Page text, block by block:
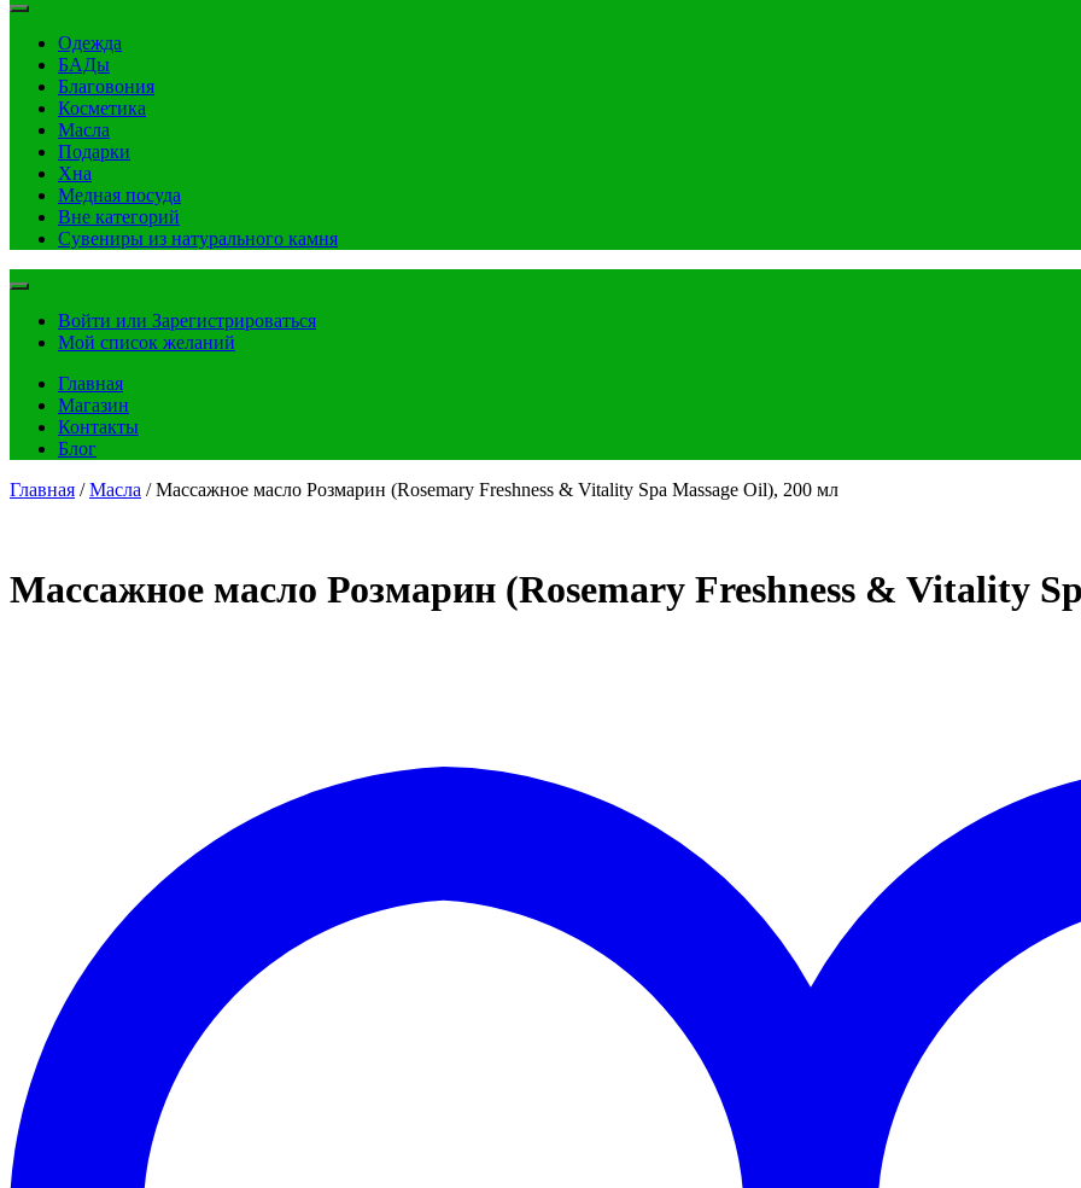
Одежда
БАДы
Благовония
Косметика
Масла
Подарки
Хна
Медная посуда
Вне категорий
Сувениры из натурального камня
Войти или Зарегистрироваться
Мой список желаний
Главная
Магазин
Контакты
Блог
Главная /Масла / Массажное масло Розмарин (Rosemary Freshness & Vitality Spa Massage Oil), 200 мл
Массажное масло Розмарин (Rosemary Freshness & Vitality